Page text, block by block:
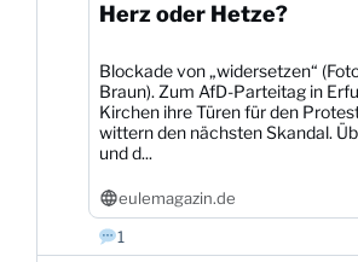
Herz oder Hetze?
Blockade von „widersetzen“
Braun). Zum AfD-Parteitag in
Kirchen ihre Türen für den
wittern den nächsten Skandal.
und d...
eulemagazin.de
1